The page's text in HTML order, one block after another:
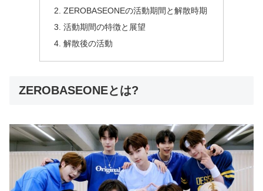
ZEROBASEONEの活動期間と解散時期
活動期間の特徴と展望
解散後の活動
ZEROBASEONEとは?